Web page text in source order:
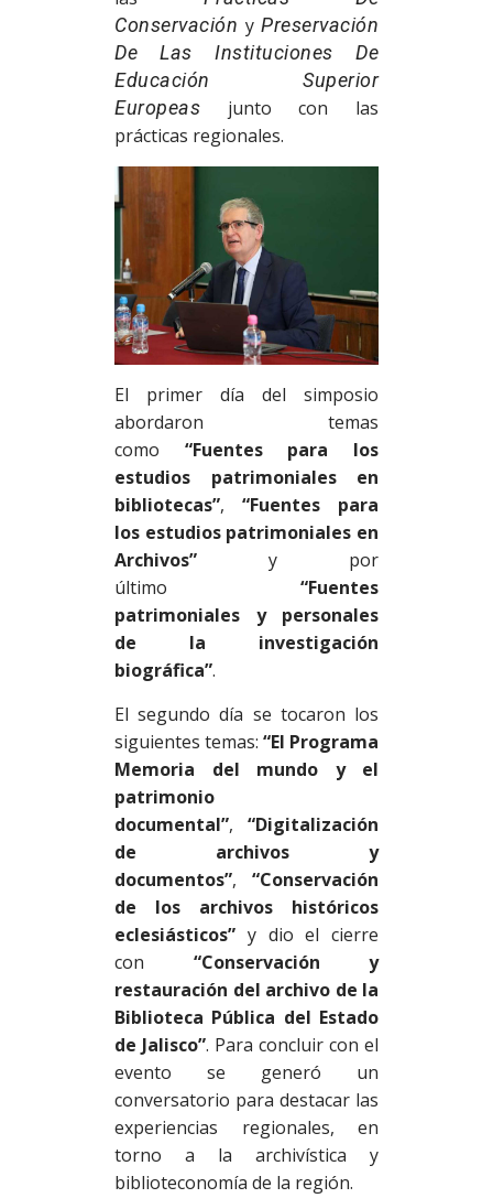
Conservación y Preservación
De Las Instituciones De
Educación Superior
Europeas junto con las
prácticas regionales.
El primer día del simposio
abordaron temas
como “Fuentes para los
estudios patrimoniales en
bibliotecas”, “Fuentes para
los estudios patrimoniales en
Archivos” y por
último “Fuentes
patrimoniales y personales
de la investigación
biográfica”.
El segundo día se tocaron los
siguientes temas: “El Programa
Memoria del mundo y el
patrimonio
documental”, “Digitalización
de archivos y
documentos”, “Conservación
de los archivos históricos
eclesiásticos” y dio el cierre
con “Conservación y
restauración del archivo de la
Biblioteca Pública del Estado
de Jalisco”. Para concluir con el
evento se generó un
conversatorio para destacar las
experiencias regionales, en
torno a la archivística y
biblioteconomía de la región.